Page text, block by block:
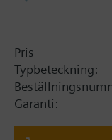
Pris
Typbeteckning:
Garanti: